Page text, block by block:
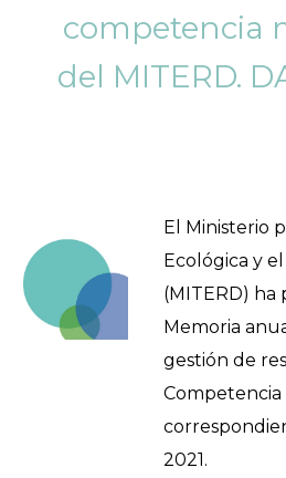
competencia
del MITERD.
El Ministerio
Ecológica y
(MITERD) ha
Memoria
gestión de
Competencia
2021.